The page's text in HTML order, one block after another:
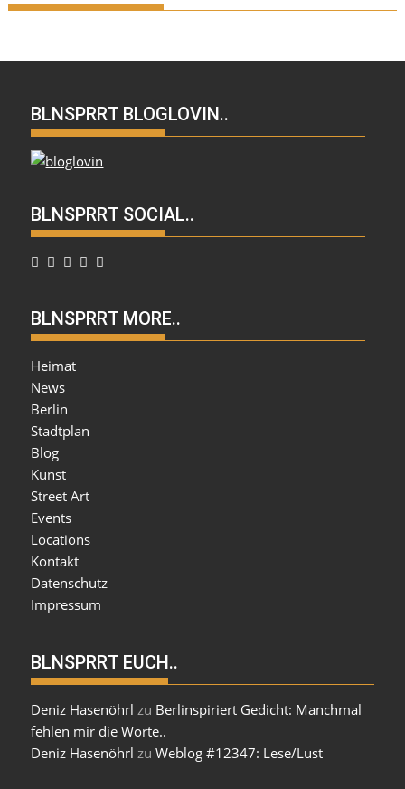
BLNSPRRT BLOGLOVIN..
BLNSPRRT SOCIAL..
BLNSPRRT MORE..
Heimat
News
Berlin
Stadtplan
Blog
Kunst
Street Art
Events
Locations
Kontakt
Datenschutz
Impressum
BLNSPRRT EUCH..
Deniz Hasenöhrl zu Berlinspiriert Gedicht: Manchmal
fehlen mir die Worte..
Deniz Hasenöhrl zuWeblog #12347: Lese/Lust